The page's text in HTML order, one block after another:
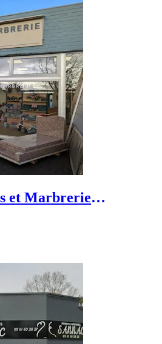
et Marbrerie